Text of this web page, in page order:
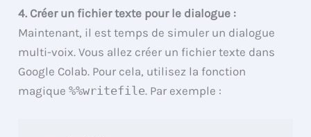
4. Créer un fichier texte pour le dialogue :
Maintenant, il est temps de simuler un dialogue
multi-voix. Vous allez créer un fichier texte dans
Google Colab. Pour cela, utilisez la fonction
magique%%writefile. Par exemple :